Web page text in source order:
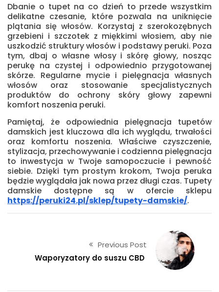
Dbanie o tupet na co dzień to przede wszystkim
delikatne czesanie, które pozwala na uniknięcie
plątania się włosów. Korzystaj z szerokozębnych
grzebieni i szczotek z miękkimi włosiem, aby nie
uszkodzić struktury włosów i podstawy peruki. Poza
tym, dbaj o własne włosy i skórę głowy, nosząc
perukę na czystej i odpowiednio przygotowanej
skórze. Regularne mycie i pielęgnacja własnych
włosów oraz stosowanie specjalistycznych
produktów do ochrony skóry głowy zapewni
komfort noszenia peruki.
Pamiętaj, że odpowiednia pielęgnacja tupetów
damskich jest kluczowa dla ich wyglądu, trwałości
oraz komfortu noszenia. Właściwe czyszczenie,
stylizacja, przechowywanie i codzienna pielęgnacja
to inwestycja w Twoje samopoczucie i pewność
siebie. Dzięki tym prostym krokom, Twoja peruka
będzie wyglądała jak nowa przez długi czas. Tupety
damskie dostępne są w ofercie sklepu
https://peruki24.pl/sklep/tupety-damskie/.
Previous Post
Waporyzatory do suszu CBD